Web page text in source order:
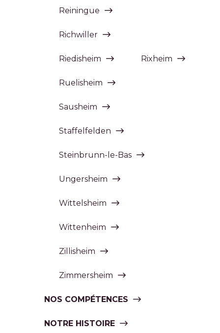
Reiningue
Richwiller
Riedisheim Rixheim
Ruelisheim
Sausheim
Staffelfelden
Steinbrunn-le-Bas
Ungersheim
Wittelsheim
Wittenheim
Zillisheim
Zimmersheim
NOS COMPÉTENCES
NOTRE HISTOIRE